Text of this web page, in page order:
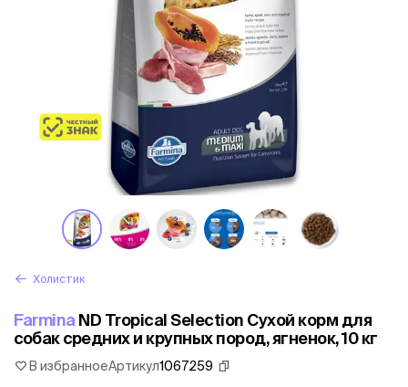
Холистик
Farmina ND Tropical Selection Сухой корм для
собак средних и крупных пород, ягненок, 10 кг
В избранноеАртикул1067259